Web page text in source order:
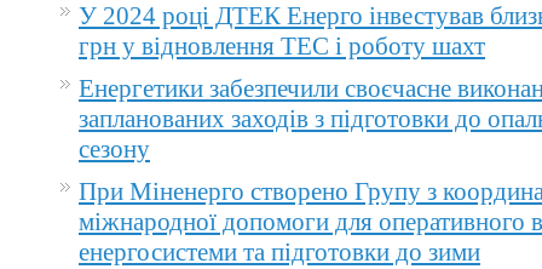
У 2024 році ДТЕК Енерго інвестував
грн у відновлення ТЕС і роботу шахт
Енергетики забезпечили своєчасне
запланованих заходів з підготовки до
сезону
При Міненерго створено Групу з
міжнародної допомоги для оперативного
енергосистеми та підготовки до зими